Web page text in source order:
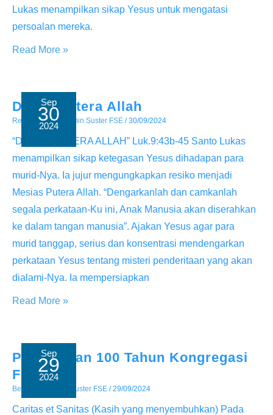
Lukas menampilkan sikap Yesus untuk mengatasi
persoalan mereka.
Sikap
Seorang
Murid
Read More »
Sep
30
2024
Derita Putera Allah
Renungan/ By Admin Suster FSE /30/09/2024
“DERITA PUTERA ALLAH” Luk.9:43b-45 Santo Lukas
menampilkan sikap ketegasan Yesus dihadapan para
murid-Nya. Ia jujur mengungkapkan resiko menjadi
Mesias Putera Allah. “Dengarkanlah dan camkanlah
segala perkataan-Ku ini, Anak Manusia akan diserahkan
ke dalam tangan manusia”. Ajakan Yesus agar para
murid tanggap, serius dan konsentrasi mendengarkan
perkataan Yesus tentang misteri penderitaan yang akan
dialami-Nya. Ia mempersiapkan
Derita
Read More »
Sep
29
2024
Pembukaan 100 Tahun Kongregasi
FSE
Berita Admin Suster FSE /29/09/2024
Caritas et Sanitas (Kasih yang menyembuhkan) Pada